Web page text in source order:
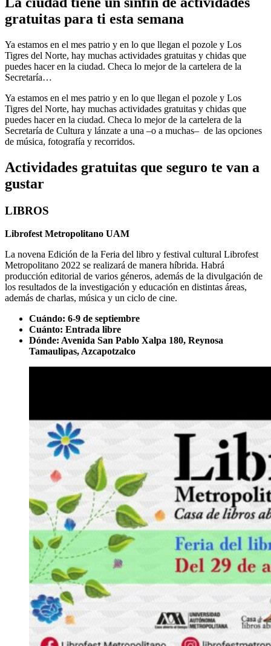
gratuitas para ti esta semana
Ya estamos en el mes patrio y en lo que llegan el pozole y Los
Tigres del Norte, hay muchas actividades gratuitas y chidas que
puedes hacer en la ciudad. Checa lo mejor de la cartelera de la
Secretaría…
Ya estamos en el mes patrio y en lo que llegan el pozole y Los
Tigres del Norte, hay muchas actividades gratuitas y chidas que
puedes hacer en la ciudad. Checa lo mejor de la cartelera de la
Secretaría de Cultura y lánzate a una –o a muchas– de las opciones
de música, fotografía y recorridos.
Actividades gratuitas que seguro te van a
gustar
LIBROS
Librofest Metropolitano UAM
La novena Edición de la Feria del libro y festival cultural Librofest
Metropolitano 2022 se realizará de manera híbrida. Habrá
producción editorial de varios géneros, además de la divulgación de
los resultados de la investigación y educación en distintas áreas,
además de charlas, música y un ciclo de cine.
Cuándo: 6-9 de septiembre
Cuánto: Entrada libre
Dónde: Avenida San Pablo Xalpa 180, Reynosa
Tamaulipas, Azcapotzalco